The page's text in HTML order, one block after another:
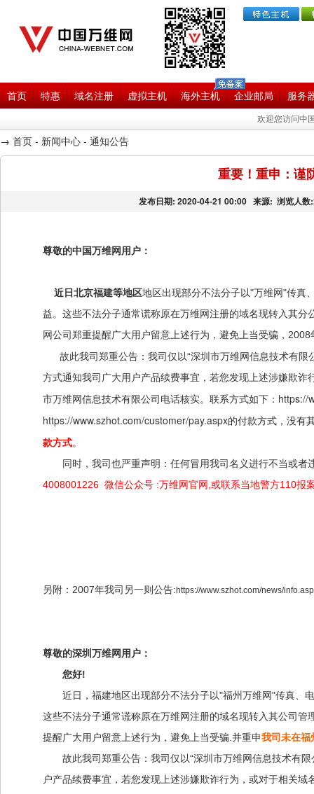
首页
欢迎您访问中
特惠 域名注册 虚拟主机 海外主机 企业邮局 服务
→ 首页 - 新闻中心 - 通知公告
重要！重申：谨
发布日期:2020-04-21 00:00 来源: 浏览人数:
尊敬的中国万维网用户：
近日北京福建等地区地区出现部分不法分子以"万维网"传真
益。这些不法分子通常谎称原在万维网注册的域名现转入其
网公司郑重提醒广大用户留意上述行为，避免上当受骗，2008
故此我司郑重公告：我司仅以“深圳市万维网信息技术有
方式通知我司广大用户产品续费事宜，若您发现上述涉嫌欺
市万维网信息技术有限公司电话核实。联系方式如下： https://
https://www.szhot.com/customer/pay.aspx的付款方式，没有
款方式。
同时，我司也严重声明：任何冒用我司名义进行不当或者
4008001226 微信公众号 :万维网官网,或联系当地警方110报
另附：2007年我司另一则公告: https://www.szhot.com/news/
尊敬的深圳万维网用户：
您好!
近日，福建地区出现部分不法分子以"福州万维网"传真、
这些不法分子通常谎称原在万维网注册的域名现转入其公司
提醒广大用户留意上述行为，避免上当受骗.并重申我司未在福
故此我司郑重公告：我司仅以“深圳市万维网信息技术有限
户产品续费事宜，若您发现上述涉嫌欺诈行为，或对于相关